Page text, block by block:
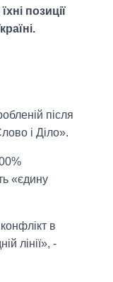
позиції
після
і Діло».
«єдину
в
лінії», -